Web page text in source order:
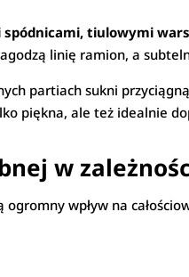
spódnicami, tiulowymi
linię ramion, a
partiach sukni
piękna, ale też idealnie
w
wpływ na